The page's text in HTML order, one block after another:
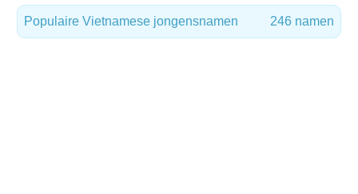
Populaire Vietnamese jongensnamen 246 namen